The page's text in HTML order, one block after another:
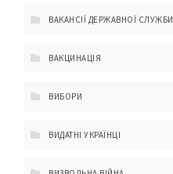
ВАКАНСІЇ ДЕРЖАВНОЇ СЛУЖБИ
ВАКЦИНАЦІЯ
ВИБОРИ
ВИДАТНІ УКРАЇНЦІ